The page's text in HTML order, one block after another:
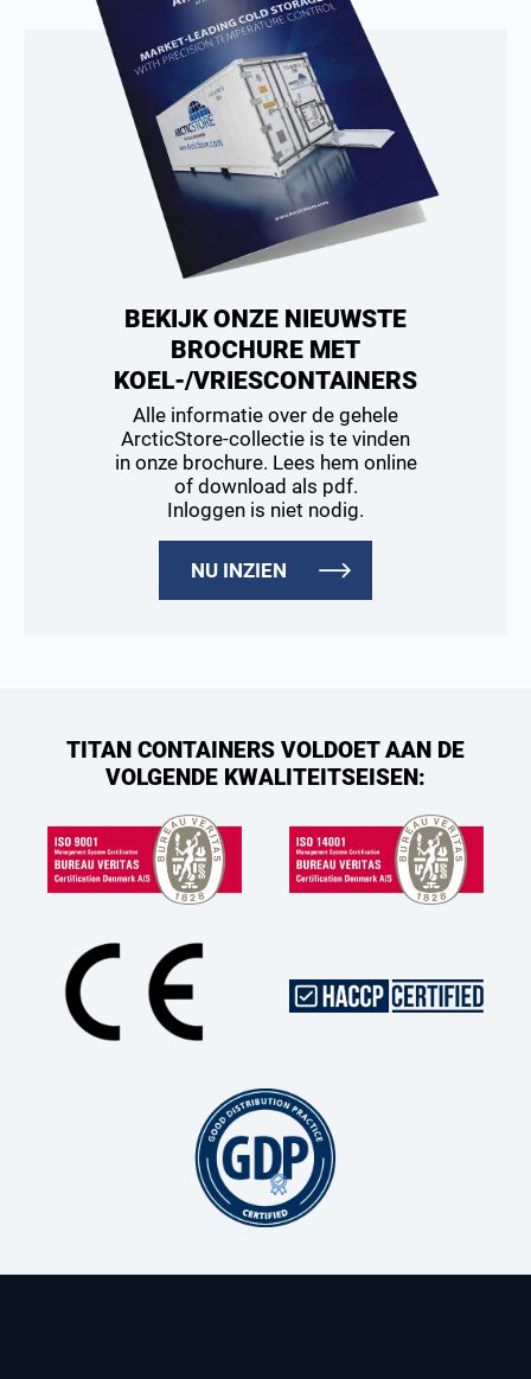
BEKIJK ONZE NIEUWSTE
BROCHURE MET
KOEL-/VRIESCONTAINERS
Alle informatie over de gehele
ArcticStore-collectie is te vinden
in onze brochure. Lees hem online
of download als pdf.
Inloggen is niet nodig.
NU INZIEN
TITAN CONTAINERS VOLDOET AAN DE
VOLGENDE KWALITEITSEISEN: